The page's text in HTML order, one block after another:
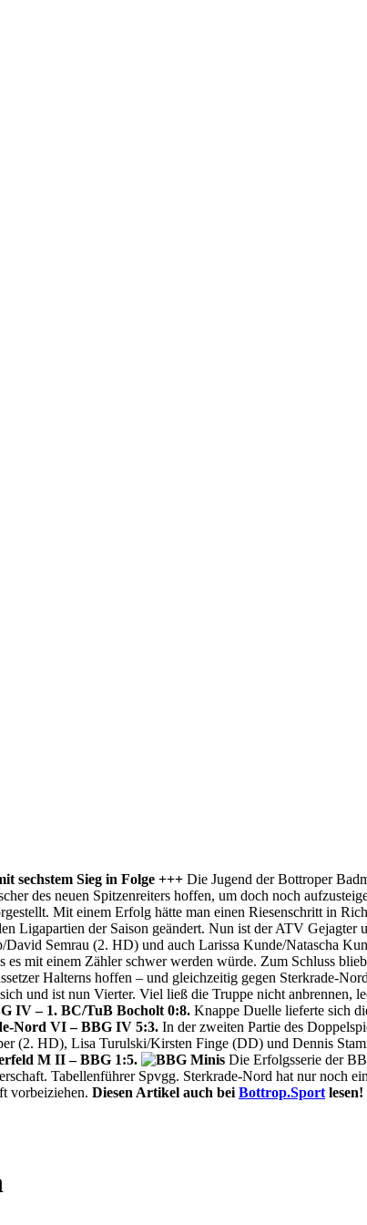
sechstem Sieg in Folge +++ Die Jugend der Bottroper
des neuen Spitzenreiters hoffen, um doch noch
Mit einem Erfolg hätte man einen Riesenschritt in
Ligapartien der Saison geändert. Nun ist der ATV
Semrau (2. HD) und auch Larissa Kunde/Natascha
es mit einem Zähler schwer werden würde. Zum Schluss
Halterns hoffen – und gleichzeitig gegen Sterkrade-
und ist nun Vierter. Viel ließ die Truppe nicht anbrennen,
IV – 1. BC/TuB Bocholt 0:8. Knappe Duelle lieferte sich
Nord VI – BBG IV 5:3. In der zweiten Partie des
(2. HD), Lisa Turulski/Kirsten Finge (DD) und Dennis
M II – BBG 1:5.
Die Erfolgsserie der
Tabellenführer Spvgg. Sterkrade-Nord hat nur noch
vorbeiziehen. Diesen Artikel auch bei Bottrop.Sport lesen!